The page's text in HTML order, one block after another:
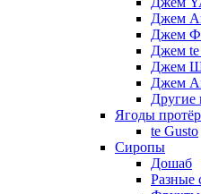
Джем
Джем
Джем te
Джем
Джем
Другие
Ягоды
te Gusto
Сиропы
Дошаб
Разные